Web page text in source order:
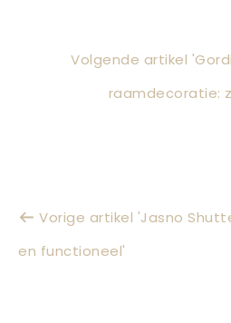
Volgende artikel
raamdecoratie:
Vorige artikel 'Jasno
en functioneel'